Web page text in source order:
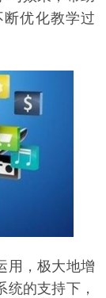
优化教学过
，极大地增
的支持下，